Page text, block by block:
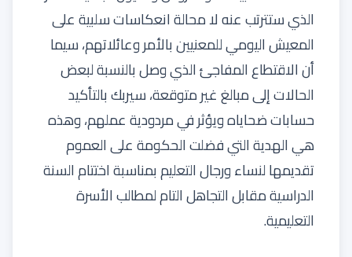
الذي ستترتب عنه لا محالة انعكاسات سلبية على
المعيش اليومي للمعنيين بالأمر وعائلاتهم، سيما
أن الاقتطاع المفاجئ الذي وصل بالنسبة لبعض
الحالات إلى مبالغ غير متوقعة، سيربك بالتأكيد
حسابات ضحاياه ويؤثر في مردودية عملهم، وهذه
هي الهدية التي فضلت الحكومة على العموم
تقديمها لنساء ورجال التعليم بمناسبة اختتام السنة
الدراسية مقابل التجاهل التام لمطالب الأسرة
التعليمية.